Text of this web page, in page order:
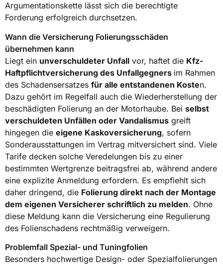
Argumentationskette lässt sich die berechtigte
Forderung erfolgreich durchsetzen.
Wann die Versicherung Folierungsschäden
übernehmen kann
Liegt ein unverschuldeter Unfall vor, haftet die Kfz-
Haftpflichtversicherung des Unfallgegners im Rahmen
des Schadensersatzes für alle entstandenen Kosten.
Dazu gehört im Regelfall auch die Wiederherstellung der
beschädigten Folierung an der Motorhaube. Bei selbst
verschuldeten Unfällen oder Vandalismus greift
hingegen die eigene Kaskoversicherung, sofern
Sonderausstattungen im Vertrag mitversichert sind. Viele
Tarife decken solche Veredelungen bis zu einer
bestimmten Wertgrenze beitragsfrei ab, während andere
eine explizite Anmeldung erfordern. Es empfiehlt sich
daher dringend, die Folierung direkt nach der Montage
dem eigenen Versicherer schriftlich zu melden. Ohne
diese Meldung kann die Versicherung eine Regulierung
des Folienschadens rechtmäßig verweigern.
Problemfall Spezial- und Tuningfolien
Besonders hochwertige Design- oder Spezialfolierungen